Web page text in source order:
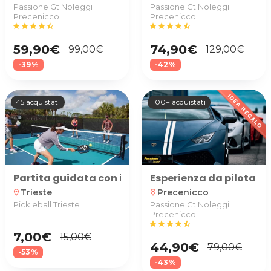
Passione Gt Noleggi
Precenicco
starstarstarstarstar_half
59,90€ 99,00€
-39%
Passione Gt Noleggi
Precenicco
starstarstarstarstar_half
74,90€ 129,00€
-42%
45 acquistati
Partita guidata con istruttore Pickleball per 1 o 4
location_on Trieste
Pickleball Trieste
7,00€ 15,00€
-53%
100+ acquistati
Esperienza da pilota
location_on Precenicco
Passione Gt Noleggi
Precenicco
starstarstarstarstar_half
44,90€ 79,00€
-43%